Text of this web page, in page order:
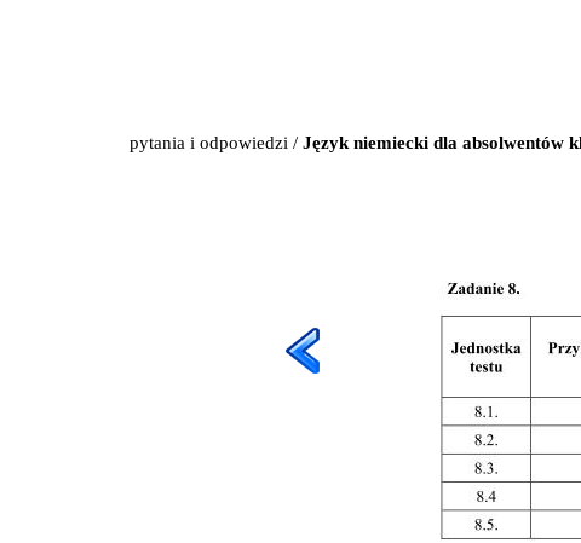
pytania i odpowiedzi / Język niemiecki dla absolwentów